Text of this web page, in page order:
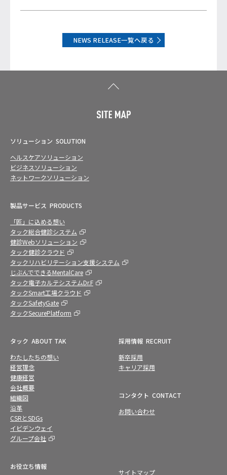
NEWS RELEASE一覧へ戻る
ソリューション SOLUTION
ヘルスケアソリューション
ビジネスソリューション
ネットワークソリューション
製品サービス PRODUCTS
「匠」に込める想い
タック総合健診システム
健診Webソリューション
タック健診クラウド
タックリハビリテーション支援システム
じぶんでできるMentalCare
タック電子カルテシステムDr.F
タックSmart工場クラウド
タックSafetyGate
タックSecurePlatform
タック ABOUT TAK
わたしたちの想い
経営理念
健康経営
会社概要
組織図
沿革
CSRとSDGs
イビデンウェイ
グループ会社
お役立ち情報
採用情報 RECRUIT
新卒採用
キャリア採用
コンタクト CONTACT
お問い合わせ
サイトマップ